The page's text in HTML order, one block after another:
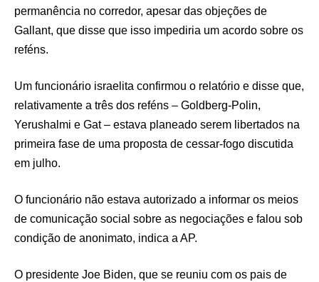
permanência no corredor, apesar das objeções de
Gallant, que disse que isso impediria um acordo sobre os
reféns.
Um funcionário israelita confirmou o relatório e disse que,
relativamente a três dos reféns – Goldberg-Polin,
Yerushalmi e Gat – estava planeado serem libertados na
primeira fase de uma proposta de cessar-fogo discutida
em julho.
O funcionário não estava autorizado a informar os meios
de comunicação social sobre as negociações e falou sob
condição de anonimato, indica a AP.
O presidente Joe Biden, que se reuniu com os pais de